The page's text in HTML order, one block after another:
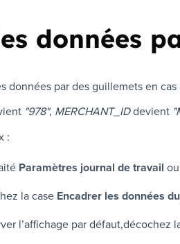
données
données par des guillemets en
"978", MERCHANT_IDdevient
:
Paramètres journal de travail ou
la case Encadrer les données
l’affichage par défaut,décochez